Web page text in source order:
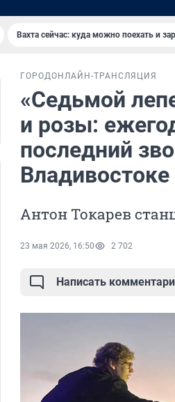
Вахта сейчас: куда можно поехать и
ГОРОДОНЛАЙН-ТРАНСЛЯЦИЯ
«Седьмой
и розы:
последний
Владивостоке
Антон Токарев
23 мая 2026, 16:50 2 702
Написать